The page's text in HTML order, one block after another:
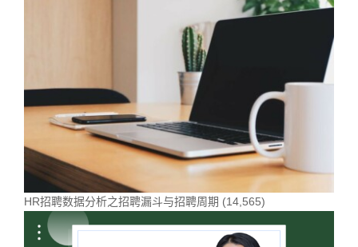
HR招聘数据分析之招聘漏斗与招聘周期 (14,565)